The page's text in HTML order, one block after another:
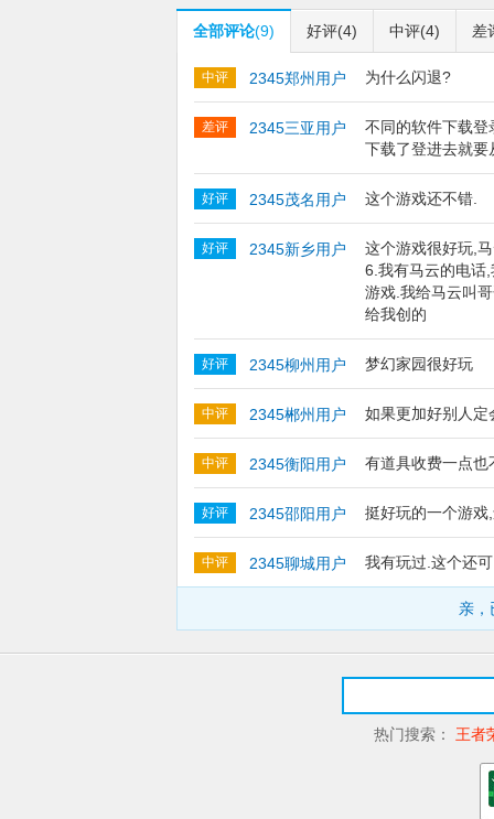
周年回忆录
全部评论(9) 好评(4) 中评(4) 差
中评 2345郑州用户 为什么闪退?
差评 2345三亚用户
不同的软件下载
下载了登进去就
好评 2345茂名用户 这个游戏还不错.
好评 2345新乡用户
这个游戏很好玩,
6.我有马云的电话
游戏.我给马云叫
给我创的
好评 2345柳州用户 梦幻家园很好玩
中评 2345郴州用户 如果更加好别人
中评 2345衡阳用户 有道具收费一点
好评 2345邵阳用户 挺好玩的一个游
中评 2345聊城用户 我有玩过.这个还
亲，
热门搜索： 王者